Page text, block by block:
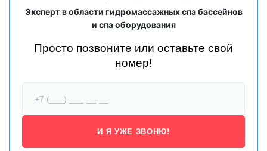
Эксперт в области гидромассажных спа бассейнов
и спа оборудования
Просто позвоните или оставьте свой
номер!
И Я УЖЕ ЗВОНЮ!